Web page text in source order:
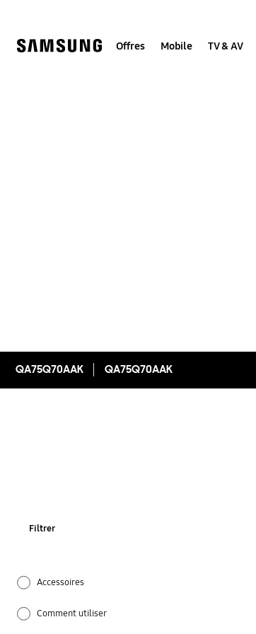
Offres Mobile TV & AV
QA75Q70AAK QA75Q70AAK
Filtrer
Accessoires
Comment utiliser